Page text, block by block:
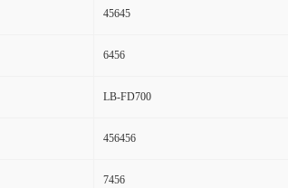
45645
6456
LB-FD700
456456
7456